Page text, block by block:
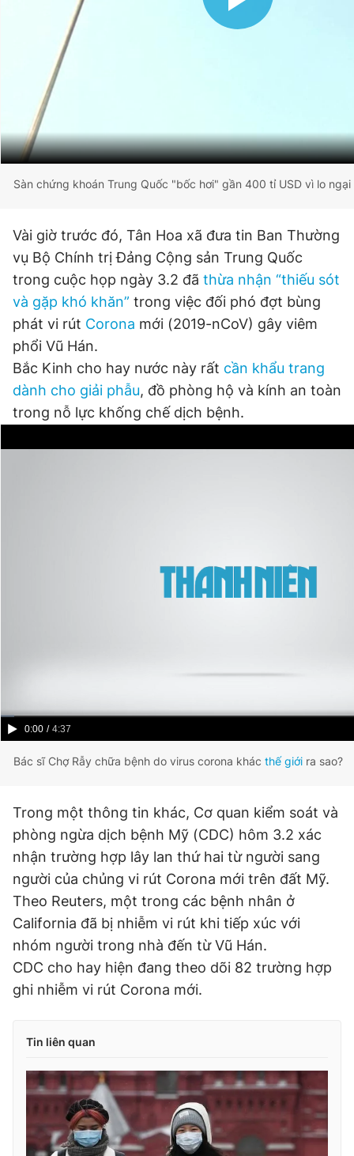
Sàn chứng khoán Trung Quốc "bốc hơi" gần 400 tỉ USD vì lo
Vài giờ trước đó, Tân Hoa xã đưa tin Ban Thường
vụ Bộ Chính trị Đảng Cộng sản Trung Quốc
trong cuộc họp ngày 3.2 đã thừa nhận “thiếu sót
và gặp khó khăn” trong việc đối phó đợt bùng
phát vi rút Corona mới (2019-nCoV) gây viêm
phổi Vũ Hán.
Bắc Kinh cho hay nước này rất cần khẩu trang
dành cho giải phẫu, đồ phòng hộ và kính an toàn
trong nỗ lực khống chế dịch bệnh.
Current
0:00 / Duration
4:37
Bác sĩ Chợ Rẫy chữa bệnh do virus corona khác thế giới ra sao?
Trong một thông tin khác, Cơ quan kiểm soát và
phòng ngừa dịch bệnh Mỹ (CDC) hôm 3.2 xác
nhận trường hợp lây lan thứ hai từ người sang
người của chủng vi rút Corona mới trên đất Mỹ.
Theo Reuters, một trong các bệnh nhân ở
California đã bị nhiễm vi rút khi tiếp xúc với
nhóm người trong nhà đến từ Vũ Hán.
CDC cho hay hiện đang theo dõi 82 trường hợp
ghi nhiễm vi rút Corona mới.
Tin liên quan